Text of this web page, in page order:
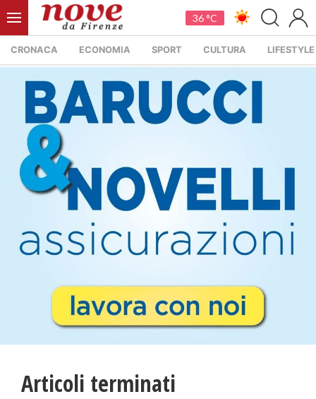
36 °C
CRONACA ECONOMIA SPORT CULTURA LIFESTYLE
Articoli terminati